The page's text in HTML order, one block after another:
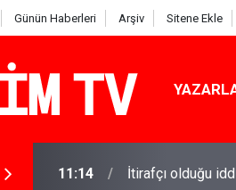
Günün Haberleri Arşiv Sitene Ekle
11:14 İtirafçı olduğu
11:10 Yusuf Tekin